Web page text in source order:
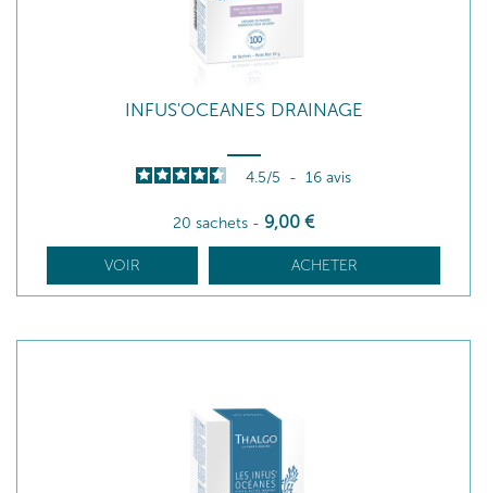
INFUS'OCEANES DRAINAGE
4.5/5 - 16 avis
20 sachets - 9,00 €
VOIR ACHETER